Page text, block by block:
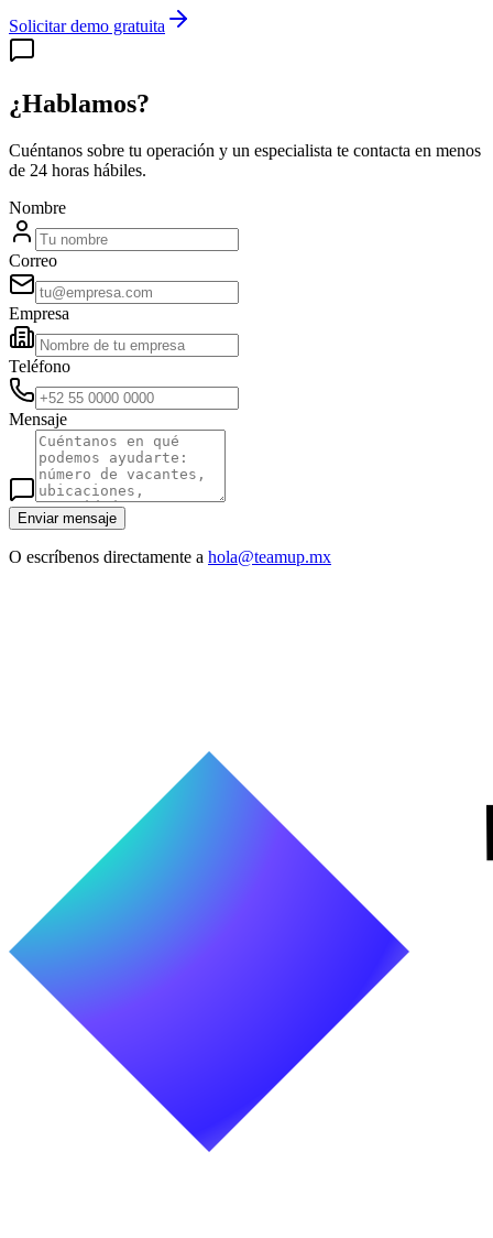
Solicitar demo gratuita
¿Hablamos?
Cuéntanos sobre tu operación y un especialista te contacta en menos
de 24 horas hábiles.
Nombre
Correo
Empresa
Teléfono
Mensaje
Enviar mensaje
O escríbenos directamente a hola@teamup.mx